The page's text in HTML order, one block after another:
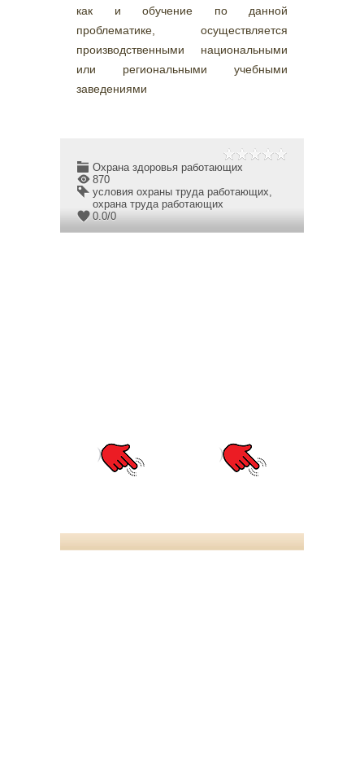
как и обучение по данной
проблематике, осуществляется
производственными национальными
или региональными учебными
заведениями
Охрана здоровья работающих
870
условия охраны труда работающих,
охрана труда работающих
0.0/0